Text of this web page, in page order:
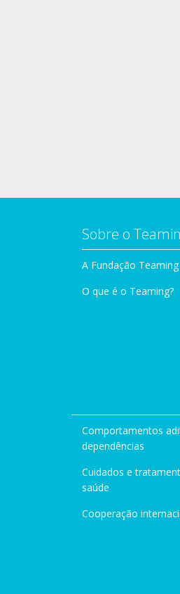
Sobre o
A Fundação Teaming
O que é o Teaming?
Comportamentos
dependências
Cuidados e
saúde
Cooperação